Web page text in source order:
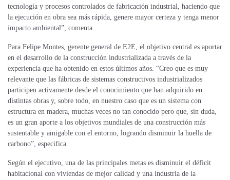
tecnología y procesos controlados de fabricación industrial, haciendo que
la ejecución en obra sea más rápida, genere mayor certeza y tenga menor
impacto ambiental”, comenta.
Para Felipe Montes, gerente general de E2E, el objetivo central es aportar
en el desarrollo de la construcción industrializada a través de la
experiencia que ha obtenido en estos últimos años. “Creo que es muy
relevante que las fábricas de sistemas constructivos industrializados
participen activamente desde el conocimiento que han adquirido en
distintas obras y, sobre todo, en nuestro caso que es un sistema con
estructura en madera, muchas veces no tan conocido pero que, sin duda,
es un gran aporte a los objetivos mundiales de una construcción más
sustentable y amigable con el entorno, logrando disminuir la huella de
carbono”, especifica.
Según el ejecutivo, una de las principales metas es disminuir el déficit
habitacional con viviendas de mejor calidad y una industria de la